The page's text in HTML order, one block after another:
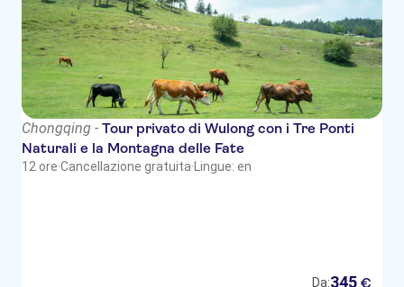
Chongqing - Tour privato di Wulong con i Tre Ponti
Naturali e la Montagna delle Fate
12 ore·Cancellazione gratuita· Lingue: en
Da:345 €